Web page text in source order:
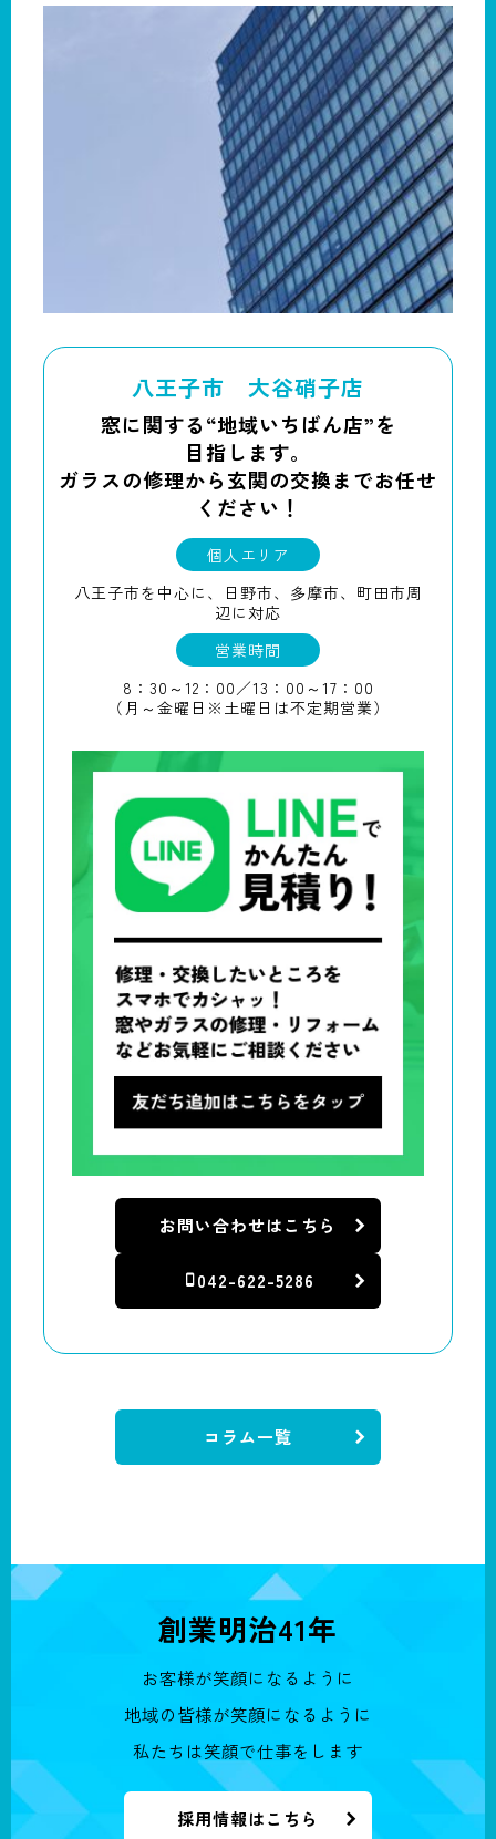
八王子市 大谷硝子店
窓に関する“地域いちばん店”を
目指します。
ガラスの修理から玄関の交換までお任せ
ください！
個人エリア
八王子市を中心に、日野市、多摩市、町田市周
辺に対応
営業時間
8：30～12：00／13：00～17：00
（月～金曜日※土曜日は不定期営業）
お問い合わせはこちら
042-622-5286
コラム一覧
創業明治41年
お客様が笑顔になるように
地域の皆様が笑顔になるように
私たちは笑顔で仕事をします
採用情報はこちら